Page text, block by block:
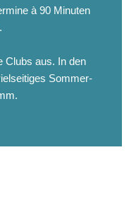
à 90 Minuten
Clubs aus. In den
Sommer-